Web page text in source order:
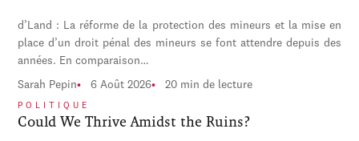
d’Land : La réforme de la protection des mineurs et la mise en
place d’un droit pénal des mineurs se font attendre depuis des
années. En comparaison…
Sarah Pepin 6 Août 2026 20 min de lecture
POLITIQUE
Could We Thrive Amidst the Ruins?